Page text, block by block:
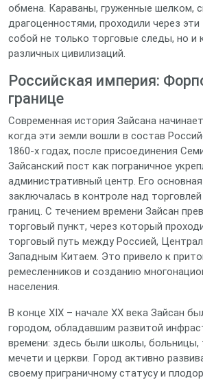
обмена. Караваны, груженные шелком,
драгоценностями, проходили через
собой не только торговые следы, но и
различных цивилизаций.
Российская империя:
границе
Современная история Зайсана
когда эти земли вошли в состав
1860-х годах, после присоединения
Зайсанский пост как пограничное
административный центр. Его
заключалась в контроле над
границ. С течением времени Зайсан
торговый пункт, через который
торговый путь между Россией,
Западным Китаем. Это привело к
ремесленников и созданию
населения.
В конце XIX – начале XX века Зайсан
городом, обладавшим развитой
времени: здесь были школы, больницы,
мечети и церкви. Город активно
своему приграничному статусу и